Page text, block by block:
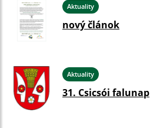
Aktuality
nový článok
Aktuality
31. Csicsói falunap